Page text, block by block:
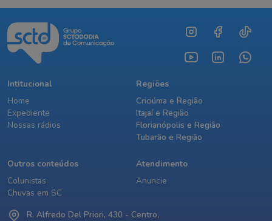
Intitucional
Home
Expediente
Nossas rádios
Regiões
Criciúma e Região
Itajaí e Região
Florianópolis e Região
Tubarão e Região
Outros conteúdos
Colunistas
Chuvas em SC
Atendimento
Anuncie
R. Alfredo Del Priori, 430 - Centro,